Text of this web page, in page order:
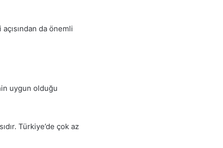
da önemli
uygun olduğu
Türkiye’de çok az